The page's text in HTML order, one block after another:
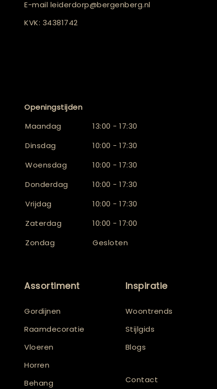
E-mail leiderdorp@bergenberg.nl
KVK: 34381742
Openingstijden
Maandag
13:00 - 17:30
Dinsdag
10:00 - 17:30
Woensdag
10:00 - 17:30
Donderdag
10:00 - 17:30
Vrijdag
10:00 - 17:30
Zaterdag
10:00 - 17:00
Zondag
Gesloten
Assortiment
Gordijnen
Raamdecoratie
Vloeren
Horren
Behang
Inspiratie
Woontrends
Stijlgids
Blogs
Contact